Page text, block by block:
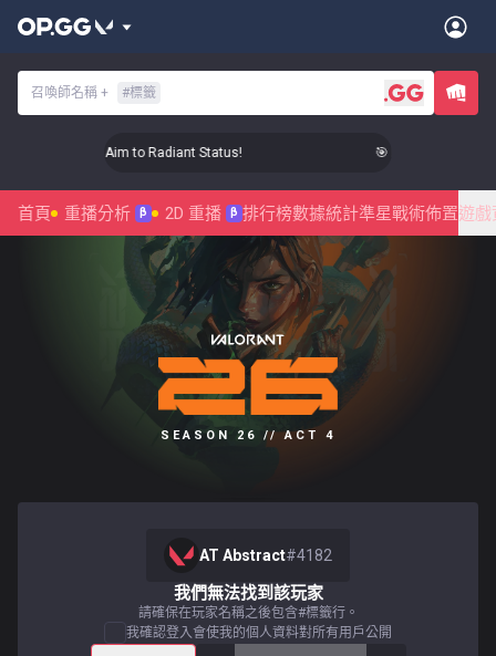
召喚師名稱 + #標籤
Level Up Your Aim to Radiant Status! 🎯 Level Up Your
首頁 重播分析 β 2D 重播 β 排行榜數據統計準星戰術佈置遊戲
SEASON 26 // ACT 4
AT Abstract#4182
我們無法找到該玩家
請確保在玩家名稱之後包含#標籤行。
我確認登入會使我的個人資料對所有用戶公開